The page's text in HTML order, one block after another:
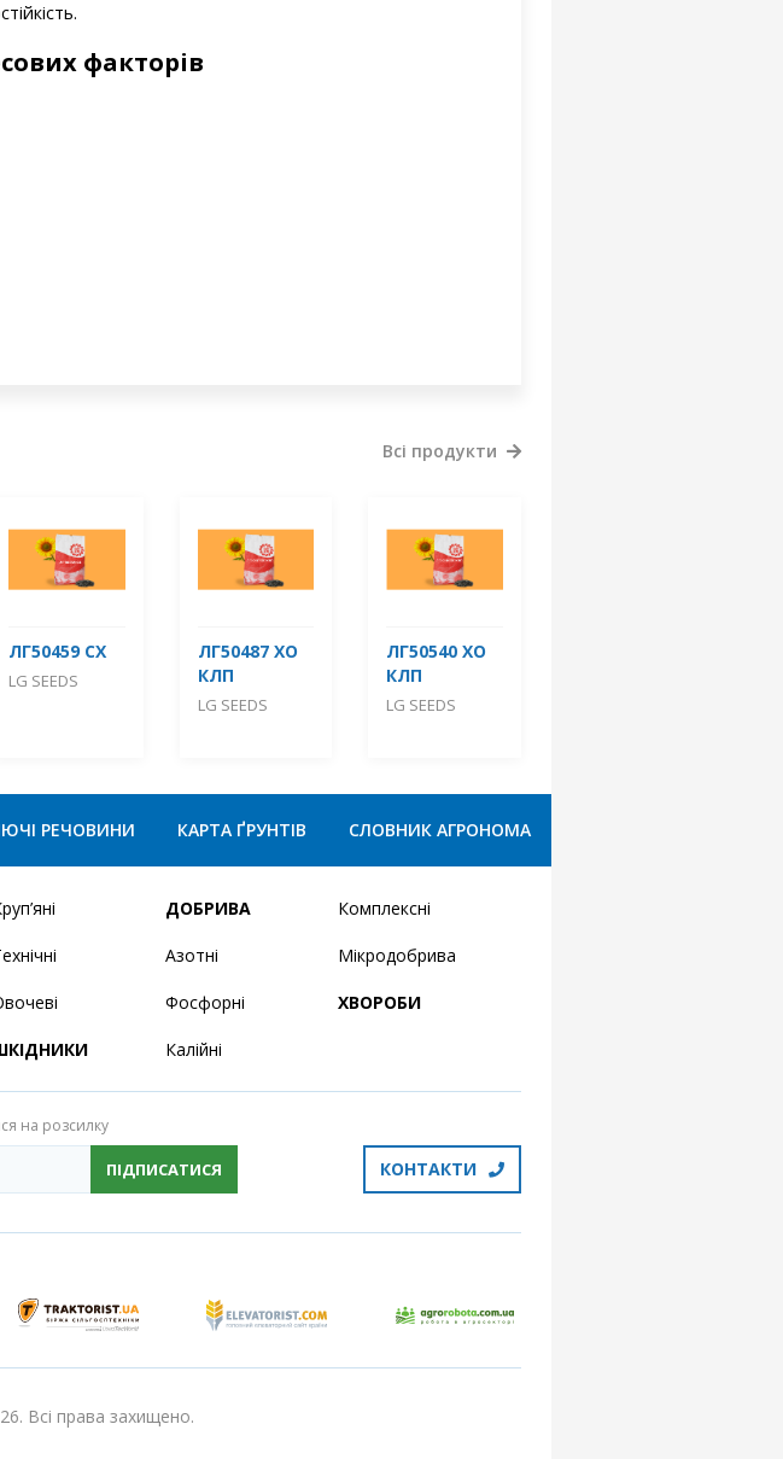
факторів
ЛГ50459 СХ
LG SEEDS
ЛГ50487 ХО
КЛП
LG SEEDS
ЛГ50540 ХО
КЛП
LG SEEDS
Всі продукти
РЕЧОВИНИ КАРТА ҐРУНТІВ СЛОВНИК АГРОНОМА
ДОБРИВА
Азотні
Фосфорні
Калійні
Комплексні
Мікродобрива
ХВОРОБИ
на розсилку
ПІДПИСАТИСЯ КОНТАКТИ
Всі права захищено.